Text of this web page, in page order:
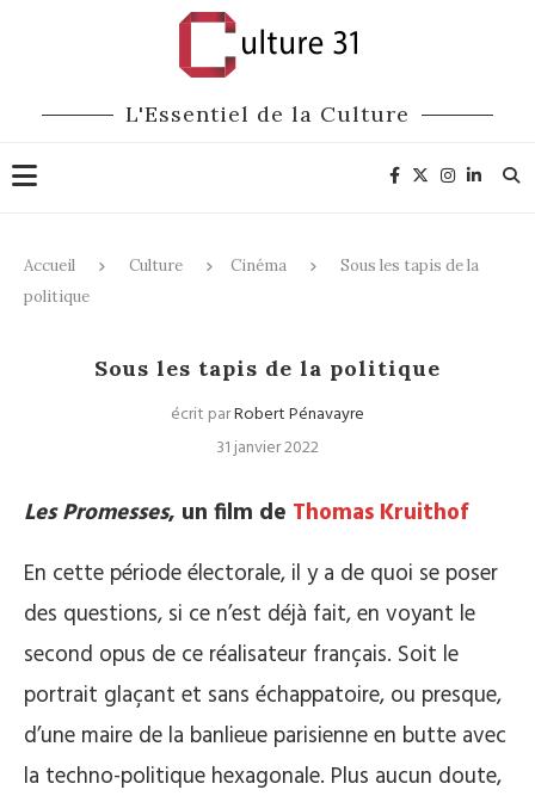
L'Essentiel de la Culture
Accueil Culture Cinéma
Sous les tapis de la
politique
Sous les tapis de la politique
écrit parRobert Pénavayre
31 janvier 2022
Les Promesses, un film de Thomas Kruithof
En cette période électorale, il y a de quoi se poser
des questions, si ce n’est déjà fait, en voyant le
second opus de ce réalisateur français. Soit le
portrait glaçant et sans échappatoire, ou presque,
d’une maire de la banlieue parisienne en butte avec
la techno-politique hexagonale. Plus aucun doute,